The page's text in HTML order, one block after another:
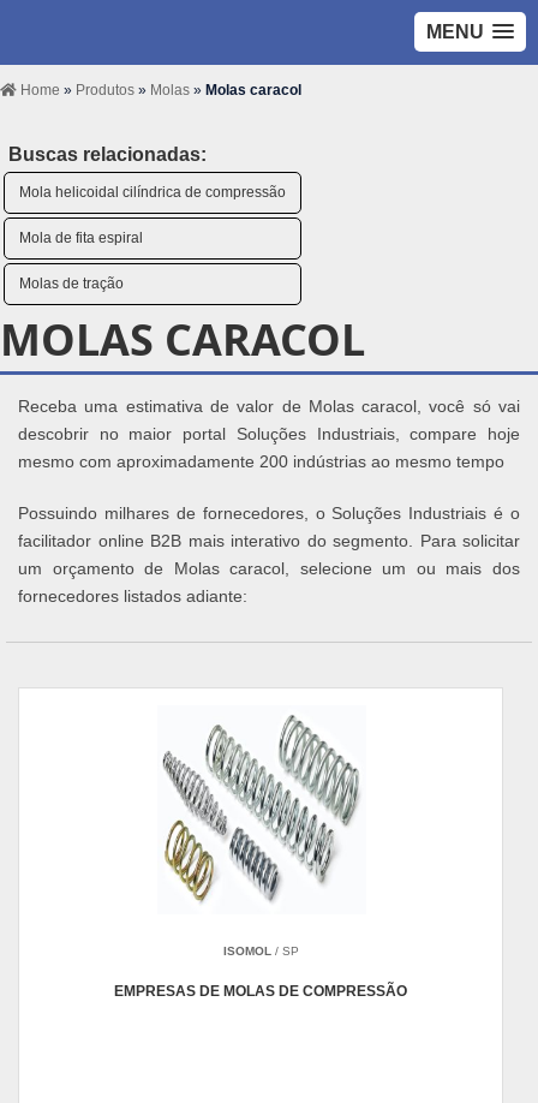
MENU
Home » Produtos » Molas » Molas caracol
Buscas relacionadas:
Mola helicoidal cilíndrica de compressão
Mola de fita espiral
Molas de tração
MOLAS CARACOL
Receba uma estimativa de valor de Molas caracol, você só vai
descobrir no maior portal Soluções Industriais, compare hoje
mesmo com aproximadamente 200 indústrias ao mesmo tempo
Possuindo milhares de fornecedores, o Soluções Industriais é o
facilitador online B2B mais interativo do segmento. Para solicitar
um orçamento de Molas caracol, selecione um ou mais dos
fornecedores listados adiante:
ISOMOL / SP
EMPRESAS DE MOLAS DE COMPRESSÃO